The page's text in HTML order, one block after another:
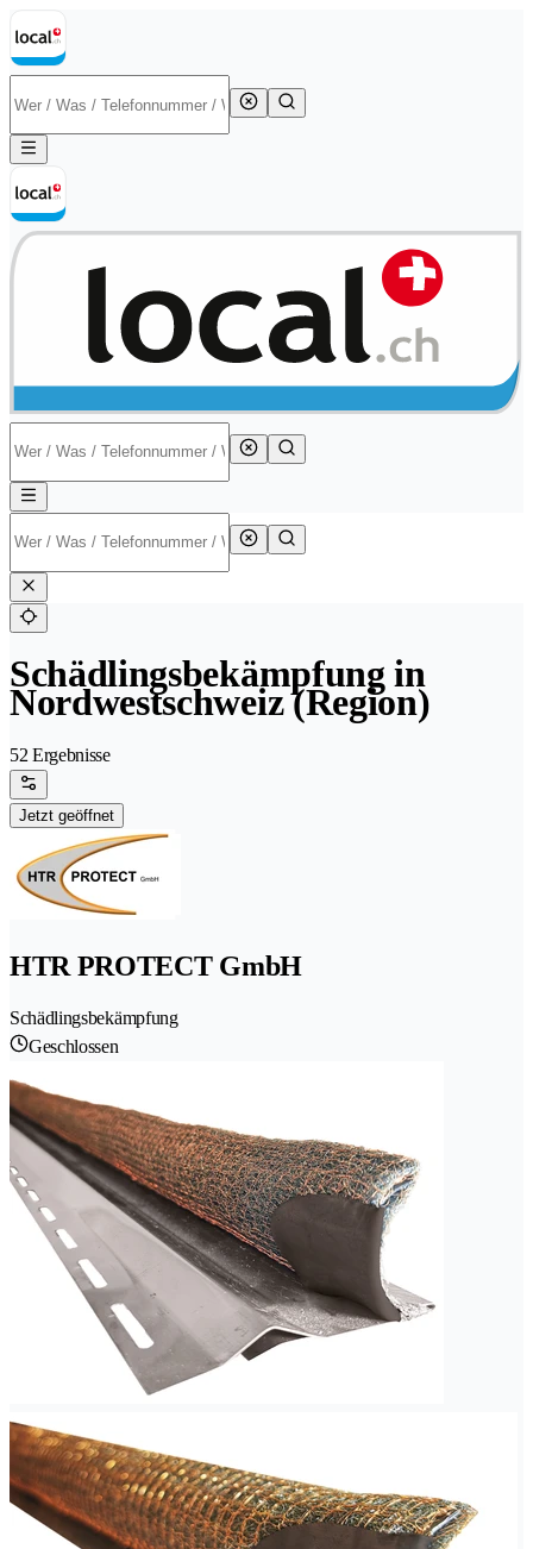
Schädlingsbekämpfung in
Nordwestschweiz (Region)
52 Ergebnisse
Jetzt geöffnet
HTR PROTECT GmbH
Schädlingsbekämpfung
Geschlossen